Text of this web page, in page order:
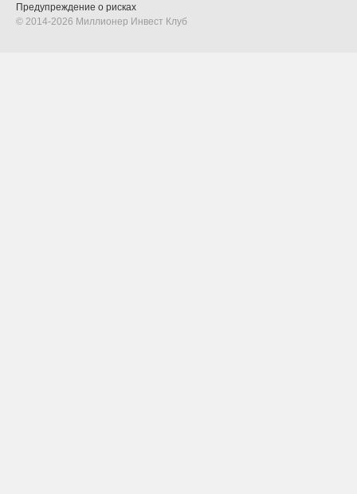
Предупреждение о рисках
© 2014-2026 Миллионер Инвест Клуб